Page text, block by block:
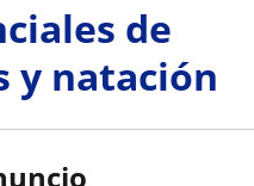
de
y natación